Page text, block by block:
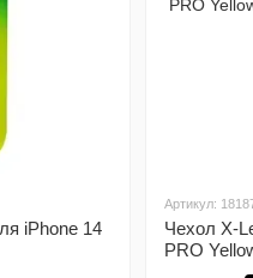
iPhone 14
Артикул:
Чехол X-
PRO